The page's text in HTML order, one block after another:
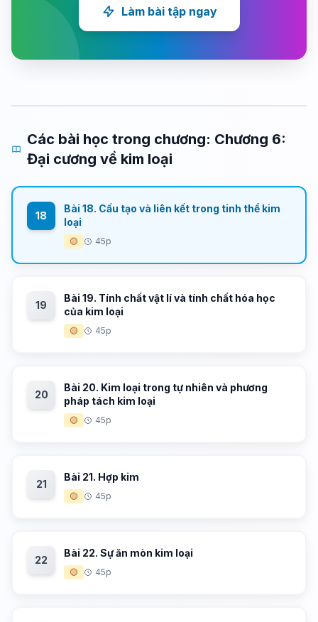
Làm bài tập ngay
Các bài học trong chương: Chương 6:
Đại cương về kim loại
18
Bài 18. Cấu tạo và liên kết trong tinh thể kim
loại
🟡 45p
19
Bài 19. Tính chất vật lí và tính chất hóa học
của kim loại
🟡 45p
20
Bài 20. Kim loại trong tự nhiên và phương
pháp tách kim loại
🟡 45p
21
Bài 21. Hợp kim
🟡 45p
22
Bài 22. Sự ăn mòn kim loại
🟡 45p